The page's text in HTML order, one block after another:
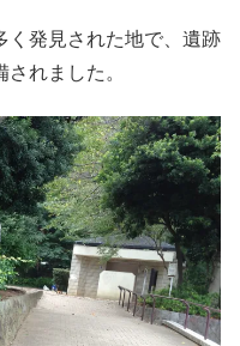
く発見された地で、遺跡
れました。